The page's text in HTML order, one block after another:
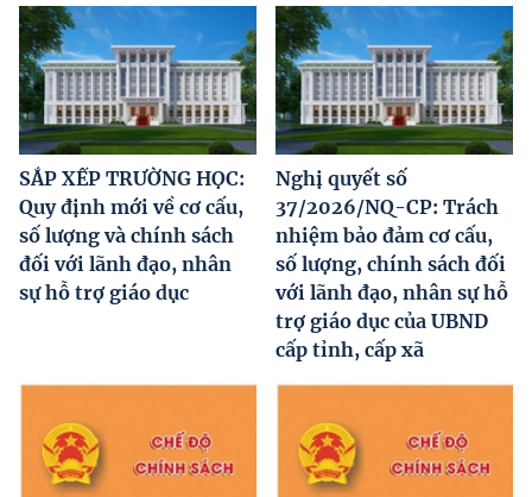
SẮP XẾP TRƯỜNG HỌC:
Quy định mới về cơ cấu,
số lượng và chính sách
đối với lãnh đạo, nhân
sự hỗ trợ giáo dục
Nghị quyết số
37/2026/NQ-CP: Trách
nhiệm bảo đảm cơ cấu,
số lượng, chính sách đối
với lãnh đạo, nhân sự hỗ
trợ giáo dục của UBND
cấp tỉnh, cấp xã